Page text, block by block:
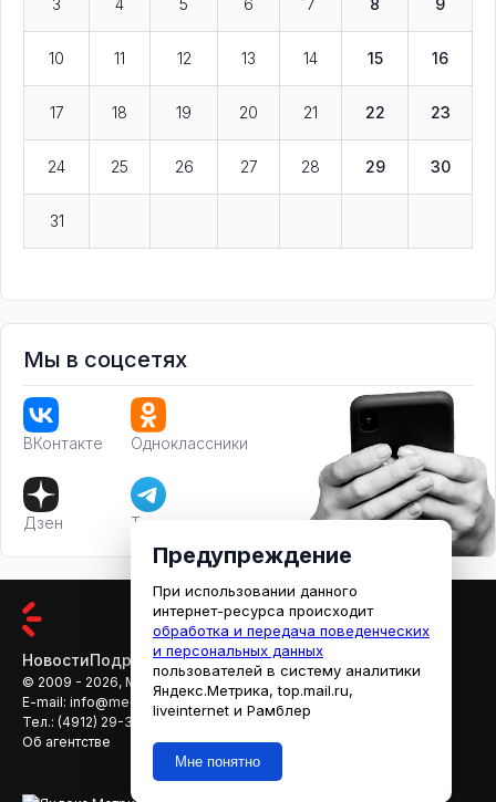
10 11 12 13 14 15 16
17 18 19 20 21 22 23
24 25 26 27 28 29 30
31
Мы в соцсетях
ВКонтакте Одноклассники
Дзен Телеграм
НовостиПодробностиАфишаКино
© 2009 - 2026, МЕДИАРЯЗАНЬ
E-mail: info@mediaryazan.ru,reklama@mediaryazan.ru
Тел.: (4912) 29-33-66
Об агентстве
Предупреждение
При использовании данного
интернет-ресурса происходит
обработка и передача поведенческих
и персональных данных
пользователей в систему аналитики
Яндекс.Метрика, top.mail.ru,
liveinternet и Рамблер
Мне понятно